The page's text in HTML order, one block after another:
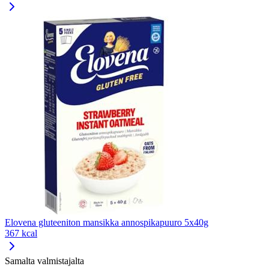
Elovena gluteeniton mansikka annospikapuuro 5x40g
367 kcal
Samalta valmistajalta